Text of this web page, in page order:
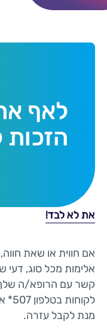
לאף
הזכות
את לא לבד!
אם חווית או שאת
אלימות מכל סוג,
קשר עם הרופא/ה
מנת לקבל עזרה.